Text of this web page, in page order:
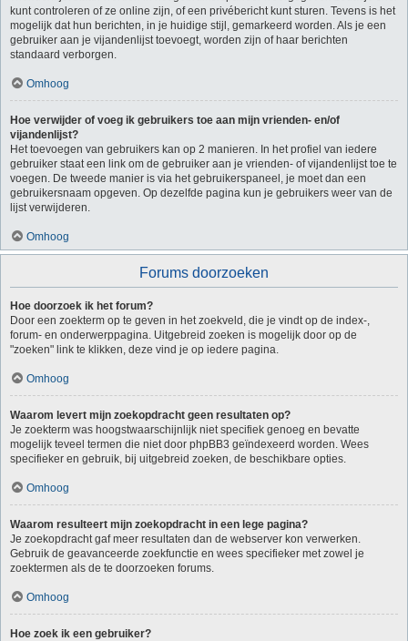
kunt controleren of ze online zijn, of een privébericht kunt sturen. Tevens is het
mogelijk dat hun berichten, in je huidige stijl, gemarkeerd worden. Als je een
gebruiker aan je vijandenlijst toevoegt, worden zijn of haar berichten
standaard verborgen.
Omhoog
Hoe verwijder of voeg ik gebruikers toe aan mijn vrienden- en/of
vijandenlijst?
Het toevoegen van gebruikers kan op 2 manieren. In het profiel van iedere
gebruiker staat een link om de gebruiker aan je vrienden- of vijandenlijst toe te
voegen. De tweede manier is via het gebruikerspaneel, je moet dan een
gebruikersnaam opgeven. Op dezelfde pagina kun je gebruikers weer van de
lijst verwijderen.
Omhoog
Forums doorzoeken
Hoe doorzoek ik het forum?
Door een zoekterm op te geven in het zoekveld, die je vindt op de index-,
forum- en onderwerppagina. Uitgebreid zoeken is mogelijk door op de
"zoeken" link te klikken, deze vind je op iedere pagina.
Omhoog
Waarom levert mijn zoekopdracht geen resultaten op?
Je zoekterm was hoogstwaarschijnlijk niet specifiek genoeg en bevatte
mogelijk teveel termen die niet door phpBB3 geïndexeerd worden. Wees
specifieker en gebruik, bij uitgebreid zoeken, de beschikbare opties.
Omhoog
Waarom resulteert mijn zoekopdracht in een lege pagina?
Je zoekopdracht gaf meer resultaten dan de webserver kon verwerken.
Gebruik de geavanceerde zoekfunctie en wees specifieker met zowel je
zoektermen als de te doorzoeken forums.
Omhoog
Hoe zoek ik een gebruiker?